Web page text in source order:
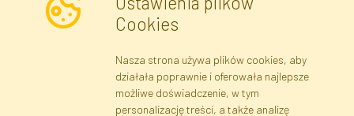
Zapisz się
Cookies
Nasza strona używa plików cookies, aby
działała poprawnie i oferowała najlepsze
możliwe doświadczenie, w tym
personalizację treści, a także analizę